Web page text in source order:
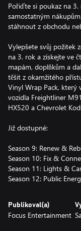
Pořiďte si poukaz na
samostatným
stáhnout z obchodu
Vylepšete svůj požitek
na 3. rok a získejte ve
mapám, doplňkům a
těšit z okamžitého
Vinyl Wrap Pack, který
vozidla Freightliner
HX520 a Chevrolet
Již dostupné:
Season 9: Renew &
Season 10: Fix &
Season 11: Lights &
Season 12: Public
Publikoval(a)
Focus Entertainment